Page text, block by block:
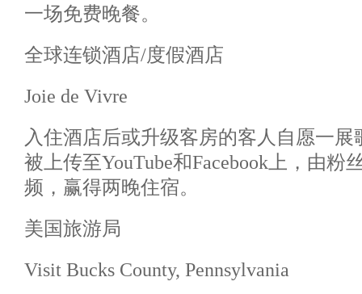
一场免费晚餐。
全球连锁酒店/度假酒店
Joie de Vivre
入住酒店后或升级客房的客人自愿一
被上传至YouTube和Facebook上，由粉
频，赢得两晚住宿。
美国旅游局
Visit Bucks County, Pennsylvania